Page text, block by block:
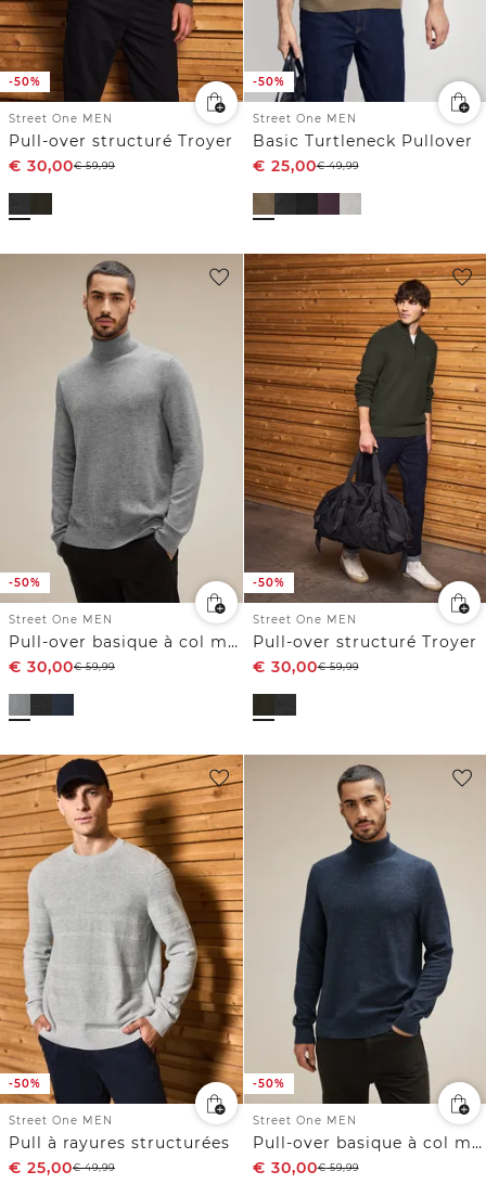
-50%
Street One MEN
Pull-over structuré Troyer
€ 30,00€59,99
-50%
Street One MEN
Basic Turtleneck Pullover
€ 25,00€49,99
-50%
Street One MEN
Pull-over basique à col montant
€ 30,00€59,99
-50%
Street One MEN
Pull-over structuré Troyer
€ 30,00€59,99
-50%
Street One MEN
Pull à rayures structurées
€ 25,00€49,99
-50%
Street One MEN
Pull-over basique à col montant
€ 30,00€59,99